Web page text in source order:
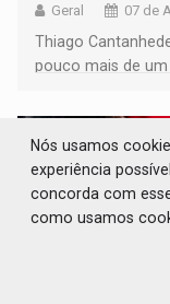
Geral 07 de
Thiago
pouco mais de
Nós usamos
experiência
concorda com
como usamos